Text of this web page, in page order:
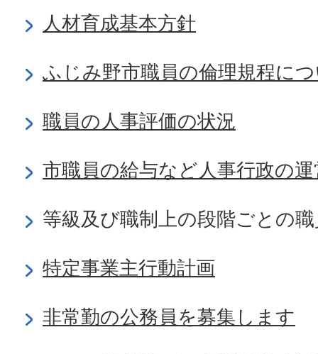
人材育成基本方針
ふじみ野市職員の倫理規程に
職員の人事評価の状況
市職員の給与など人事行政の
等級及び職制上の段階ごとの
特定事業主行動計画
非常勤の公務員を募集します